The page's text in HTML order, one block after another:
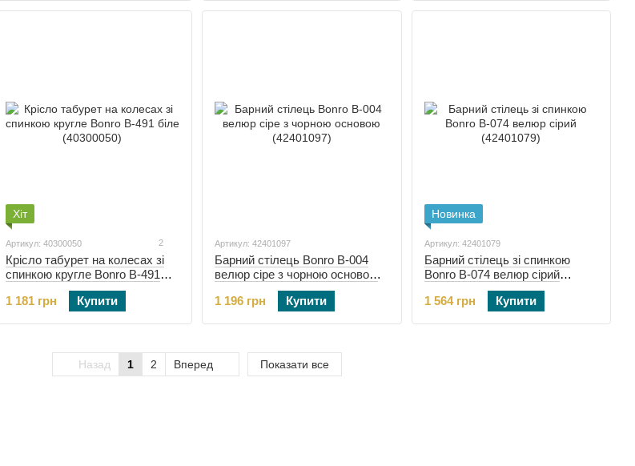
Хіт
Артикул: 40300050 2
Крісло табурет на колесах зі
спинкою кругле Bonro B-491
біле (40300050)
1 181 грн
Купити
Артикул: 42401097
Барний стілець Bonro B-004
велюр сіре з чорною основою
1 196 грн
Купити
Новинка
Артикул: 42401079
Барний стілець зі спинкою
Bonro B-074 велюр сірий
1 564 грн
Купити
Назад 1 2 Вперед Показати все